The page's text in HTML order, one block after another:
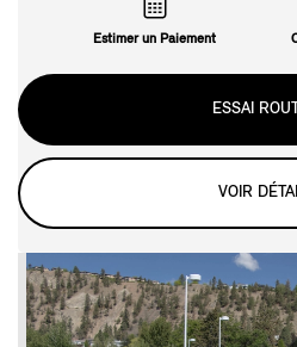
Estimer un Paiement
ESSAI
VOIR